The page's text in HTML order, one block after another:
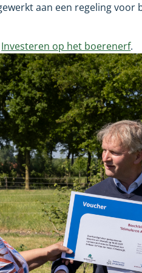
aan een regeling voor
Investeren op het boerenerf.